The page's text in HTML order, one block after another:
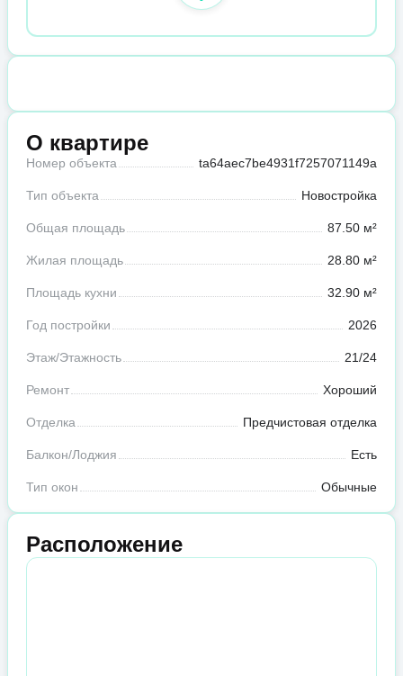
О квартире
Номер объекта ta64aec7be4931f7257071149a
Тип объекта Новостройка
Общая площадь 87.50 м²
Жилая площадь 28.80 м²
Площадь кухни 32.90 м²
Год постройки 2026
Этаж/Этажность 21/24
Ремонт Хороший
Отделка Предчистовая отделка
Балкон/Лоджия Есть
Тип окон Обычные
Расположение